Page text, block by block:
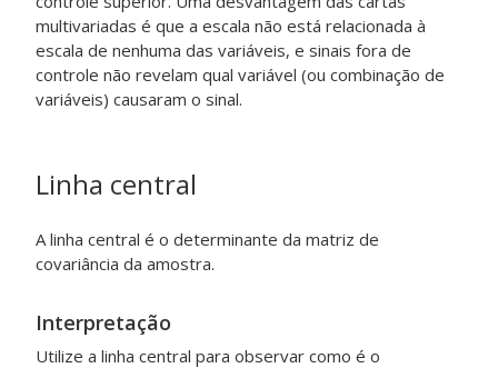
multivariadas é que a escala não está relacionada à
escala de nenhuma das variáveis, e sinais fora de
controle não revelam qual variável (ou combinação de
variáveis) causaram o sinal.
Linha central
A linha central é o determinante da matriz de
covariância da amostra.
Interpretação
Utilize a linha central para observar como é o